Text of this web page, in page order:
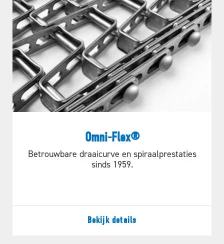
Omni-Flex®
Betrouwbare draaicurve en spiraalprestaties
sinds 1959.
Bekijk details